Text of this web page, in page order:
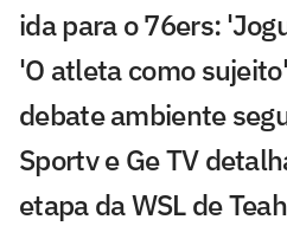
ida para o 76ers:
'O atleta como
debate ambiente
Sportv e Ge TV
etapa da WSL de